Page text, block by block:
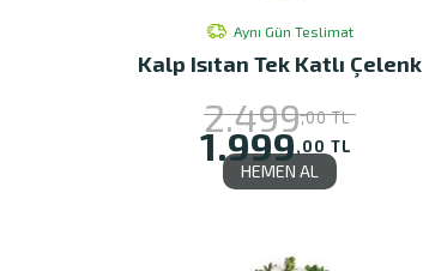
Aynı Gün Teslimat
Kalp Isıtan Tek Katlı Çelenk
2.499,00 TL
1.999,00 TL
HEMEN AL